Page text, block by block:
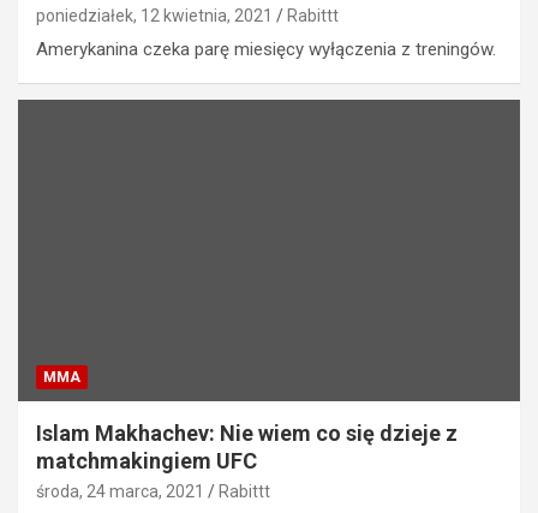
poniedziałek, 12 kwietnia, 2021 Rabittt
Amerykanina czeka parę miesięcy wyłączenia z treningów.
MMA
Islam Makhachev: Nie wiem co się dzieje z
matchmakingiem UFC
środa, 24 marca, 2021 Rabittt